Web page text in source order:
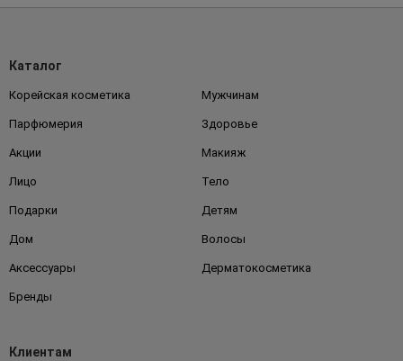
Каталог
Корейская косметика Мужчинам
Парфюмерия Здоровье
Акции Макияж
Лицо Тело
Подарки Детям
Дом Волосы
Аксессуары Дерматокосметика
Бренды
Клиентам